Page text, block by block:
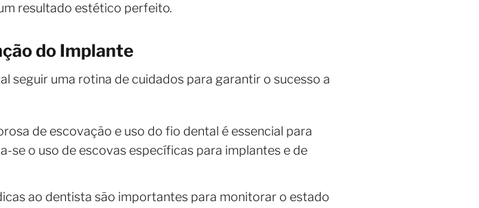
resultado estético perfeito.
do Implante
seguir uma rotina de cuidados para garantir o sucesso a
de escovação e uso do fio dental é essencial para
se o uso de escovas específicas para implantes e de
ao dentista são importantes para monitorar o estado